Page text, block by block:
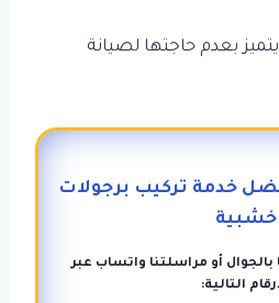
بعدم حاجتها لصيانة
خدمة تركيب برجولات
خشبية
أو مراسلتنا واتساب عبر
التالية: